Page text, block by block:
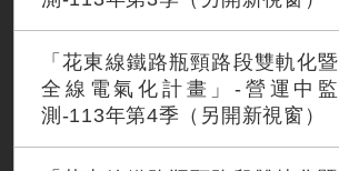
「花東線鐵路瓶頸路段雙軌化暨
全線電氣化計畫」-營運中監
測-113年第4季（另開新視窗）